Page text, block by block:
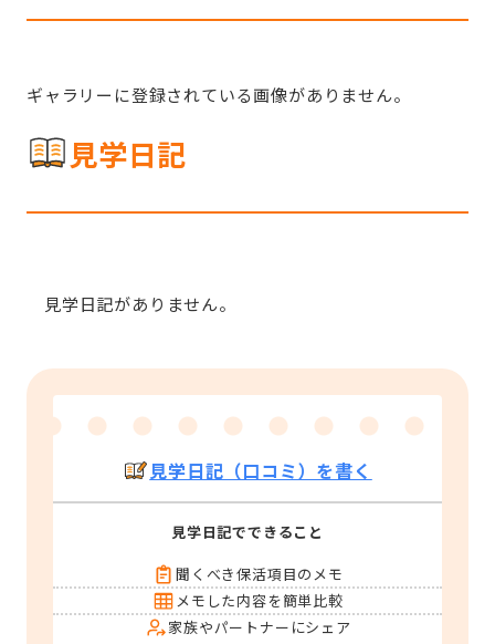
ギャラリーに登録されている画像がありません。
見学日記
見学日記がありません。
見学日記（口コミ）を書く
見学日記でできること
聞くべき保活項目のメモ
メモした内容を簡単比較
家族やパートナーにシェア